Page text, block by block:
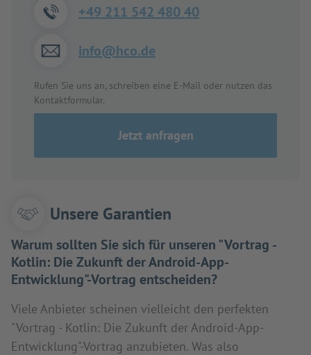
+49 211 542 480 40
info@hco.de
Rufen Sie uns an, schreiben eine E-Mail oder nutzen das
Kontaktformular.
Jetzt anfragen
Unsere Garantien
Warum sollten Sie sich für unseren "Vortrag -
Kotlin: Die Zukunft der Android-App-
Entwicklung"-Vortrag entscheiden?
Viele Anbieter scheinen vielleicht den perfekten
"Vortrag - Kotlin: Die Zukunft der Android-App-
Entwicklung"-Vortrag anzubieten. Was also